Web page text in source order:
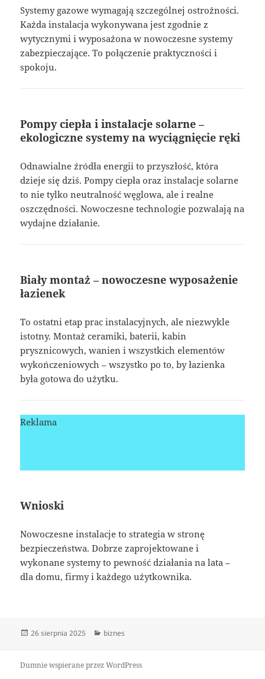
Systemy gazowe wymagają szczególnej ostrożności.
Każda instalacja wykonywana jest zgodnie z
wytycznymi i wyposażona w nowoczesne systemy
zabezpieczające. To połączenie praktyczności i
spokoju.
Pompy ciepła i instalacje solarne –
ekologiczne systemy na wyciągnięcie ręki
Odnawialne źródła energii to przyszłość, która
dzieje się dziś. Pompy ciepła oraz instalacje solarne
to nie tylko neutralność węglowa, ale i realne
oszczędności. Nowoczesne technologie pozwalają na
wydajne działanie.
Biały montaż – nowoczesne wyposażenie
łazienek
To ostatni etap prac instalacyjnych, ale niezwykle
istotny. Montaż ceramiki, baterii, kabin
prysznicowych, wanien i wszystkich elementów
wykończeniowych – wszystko po to, by łazienka
była gotowa do użytku.
Reklama
Wnioski
Nowoczesne instalacje to strategia w stronę
bezpieczeństwa. Dobrze zaprojektowane i
wykonane systemy to pewność działania na lata –
dla domu, firmy i każdego użytkownika.
Data
26 sierpnia 2025 Kategorie
biznes
Dumnie wspierane przez WordPress